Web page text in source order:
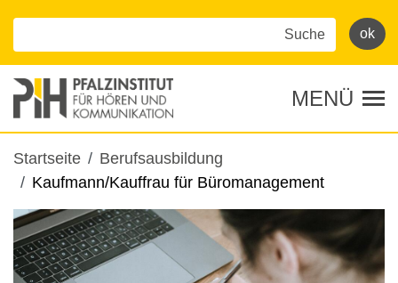
MENÜ
Pfadnavigation
Startseite
Berufsausbildung
Kaufmann/Kauffrau für Büromanagement
Bild